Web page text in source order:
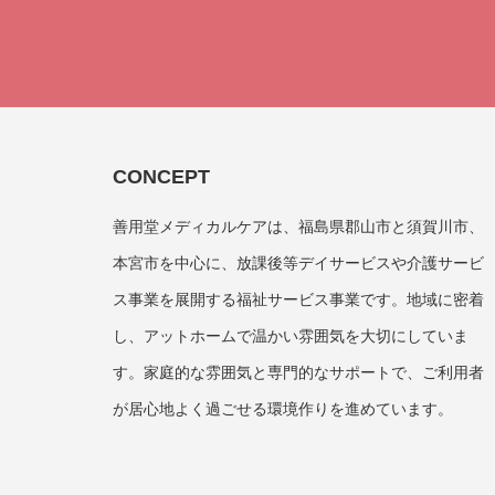
CONCEPT
善用堂メディカルケアは、福島県郡山市と須賀川市、
本宮市を中心に、放課後等デイサービスや介護サービ
ス事業を展開する福祉サービス事業です。地域に密着
し、アットホームで温かい雰囲気を大切にしていま
す。家庭的な雰囲気と専門的なサポートで、ご利用者
が居心地よく過ごせる環境作りを進めています。